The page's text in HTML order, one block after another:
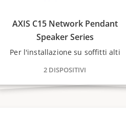
AXIS C15 Network Pendant
Speaker Series
2 DISPOSITIVI
Per l'installazione su soffitti alti